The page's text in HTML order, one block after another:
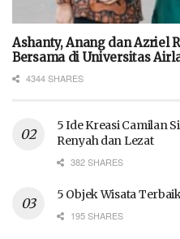
Ashanty, Anang dan Azriel
Bersama di Universitas
4344 SHARES
5 Ide Kreasi Camilan
Renyah dan Lezat
382 SHARES
5 Objek Wisata
195 SHARES